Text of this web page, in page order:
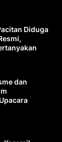
Diduga
dan